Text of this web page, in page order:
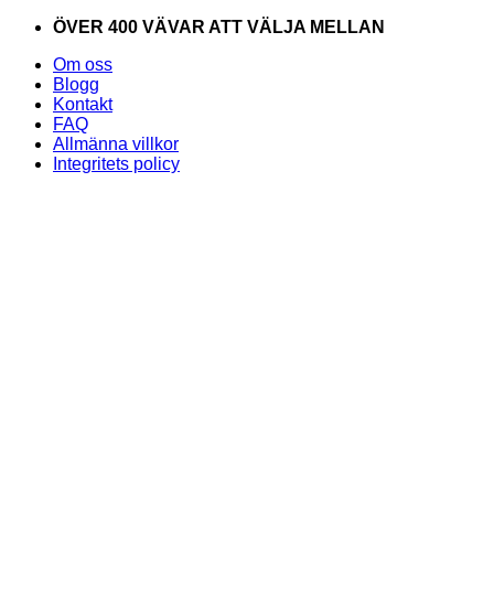
Skip
content
ÖVER 400 VÄVAR ATT VÄLJA MELLAN
Om oss
Blogg
Kontakt
FAQ
Allmänna villkor
Integritets policy